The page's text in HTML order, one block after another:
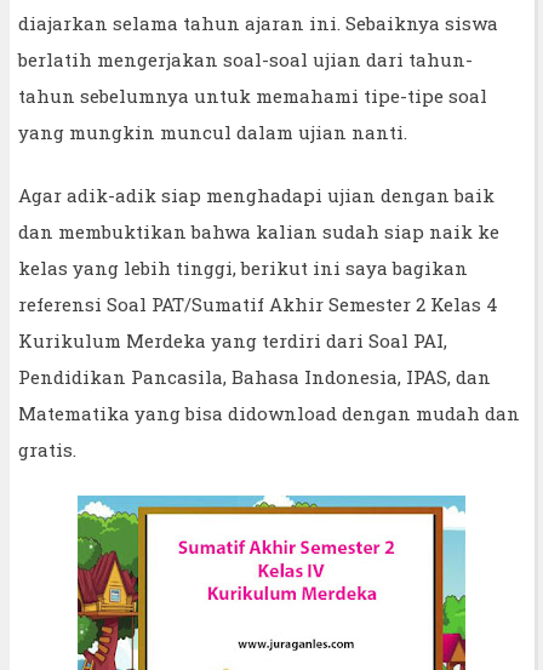
diajarkan selama tahun ajaran ini. Sebaiknya siswa
berlatih mengerjakan soal-soal ujian dari tahun-
tahun sebelumnya untuk memahami tipe-tipe soal
yang mungkin muncul dalam ujian nanti.
Agar adik-adik siap menghadapi ujian dengan baik
dan membuktikan bahwa kalian sudah siap naik ke
kelas yang lebih tinggi, berikut ini saya bagikan
referensi Soal PAT/Sumatif Akhir Semester 2 Kelas 4
Kurikulum Merdeka yang terdiri dari Soal PAI,
Pendidikan Pancasila, Bahasa Indonesia, IPAS, dan
Matematika yang bisa didownload dengan mudah dan
gratis.